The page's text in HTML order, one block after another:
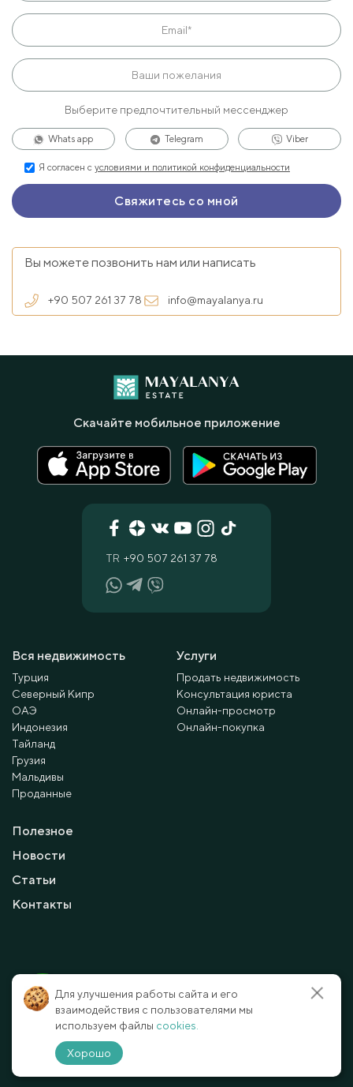
Выберите предпочтительный мессенджер
Whats app Telegram Viber
Я согласен с условиями и политикой конфиденциальности
Вы можете позвонить нам или написать
+90 507 261 37 78 info@mayalanya.ru
Вся недвижимость
Турция
Северный Кипр
ОАЭ
Индонезия
Тайланд
Грузия
Мальдивы
Проданные
Услуги
Продать недвижимость
Консультация юриста
Онлайн-просмотр
Онлайн-покупка
Полезное
Новости
Статьи
Контакты
TR +90 507 261 37 78
официальный сайт.
Все права защищены.
Скачайте мобильное приложение
Условия и политика конфиденциальности
Способы оплаты
Для улучшения работы сайта и его
взаимодействия с пользователями мы
используем файлы cookies.
Хорошо